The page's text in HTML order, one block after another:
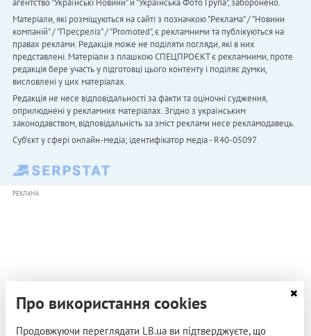
агентство "Українськi Новини" й "Українська Фото Група", заборонено.
Матеріали, які розміщуються на сайті з позначкою "Реклама" / "Новини
компаній" / "Пресреліз" / "Promoted", є рекламними та публікуються на
правах реклами. Редакція може не поділяти погляди, які в них
представлені. Матеріали з плашкою СПЕЦПРОЄКТ є рекламними, проте
редакція бере участь у підготовці цього контенту і поділяє думки,
висловлені у цих матеріалах.
Редакція не несе відповідальності за факти та оціночні судження,
оприлюднені у рекламних матеріалах. Згідно з українським
законодавством, відповідальність за зміст реклами несе рекламодавець.
Cуб'єкт у сфері онлайн-медіа; ідентифікатор медіа - R40-05097
РЕКЛАМА
Про використання cookies
Продовжуючи переглядати LB.ua ви підтверджуєте, що